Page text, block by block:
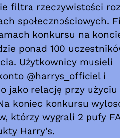
filtra rzeczywistości
społecznościowych.
konkursu na
ponad 100
Użytkownicy musieli
@harrys_officieli
jako relację przy
koniec konkursu
którzy wygrali 2 pufy
Harry's.